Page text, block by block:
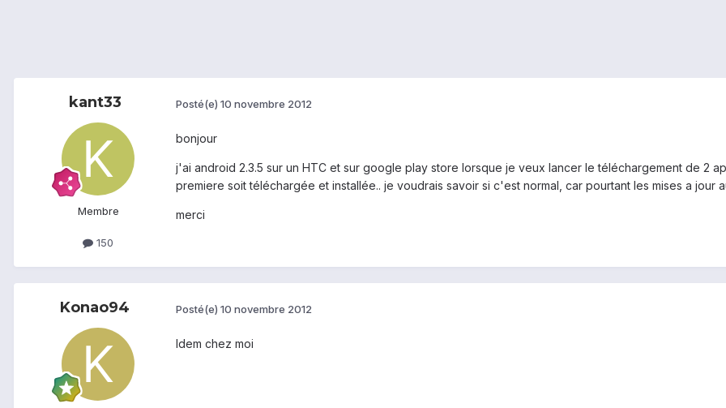
kant33
Membre
150
Posté(e) 10 novembre 2012
bonjour
j'ai android 2.3.5 sur un HTC et sur google play store lorsque je veux lancer le téléchargement de 2
premiere soit téléchargée et installée.. je voudrais savoir si c'est normal, car pourtant les mises a jour
merci
Konao94 Posté(e) 10 novembre 2012
Idem chez moi